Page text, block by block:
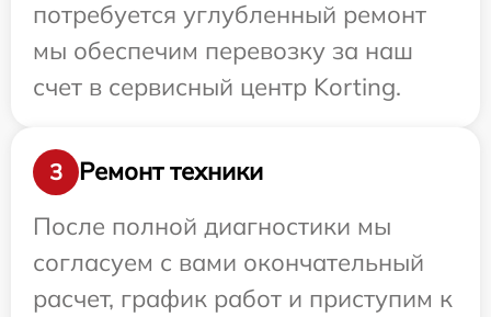
потребуется углубленный ремонт
мы обеспечим перевозку за наш
счет в сервисный центр Korting.
3
Ремонт техники
После полной диагностики мы
согласуем с вами окончательный
расчет, график работ и приступим к